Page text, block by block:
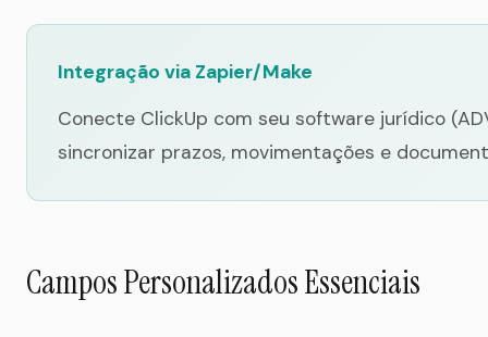
Integração via Zapier/Make
Conecte ClickUp com seu software jurídico
sincronizar prazos, movimentações e
Campos Personalizados Essenciais